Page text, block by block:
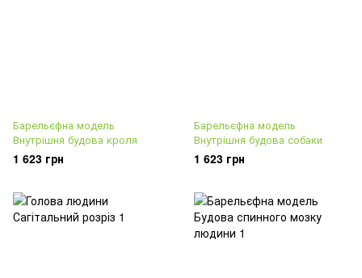
Барельєфна модель
Внутрішня будова кроля
1 623 грн
Барельєфна модель
Внутрішня будова собаки
1 623 грн